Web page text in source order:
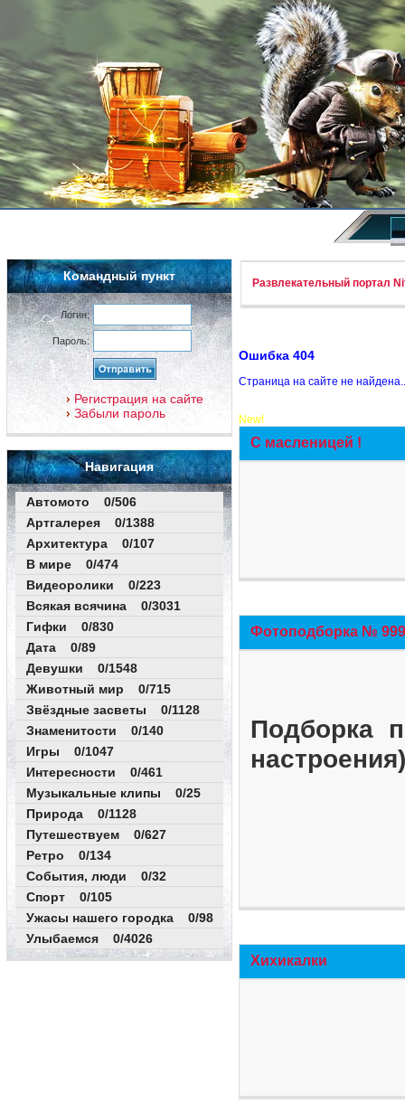
Командный пункт
Логин:
Пароль:
Регистрация на сайте
Забыли пароль
Навигация
Автомото 0/506
Артгалерея 0/1388
Архитектура 0/107
В мире 0/474
Видеоролики 0/223
Всякая всячина 0/3031
Гифки 0/830
Дата 0/89
Девушки 0/1548
Животный мир 0/715
Звёздные засветы 0/1128
Знаменитости 0/140
Игры 0/1047
Интересности 0/461
Музыкальные клипы 0/25
Природа 0/1128
Путешествуем 0/627
Ретро 0/134
События, люди 0/32
Спорт 0/105
Ужасы нашего городка 0/98
Улыбаемся 0/4026
Развлекательный портал
Ошибка 404
Страница на сайте не
New!
С масленицей !
Фотоподборка №
Подборка
Хихикалки